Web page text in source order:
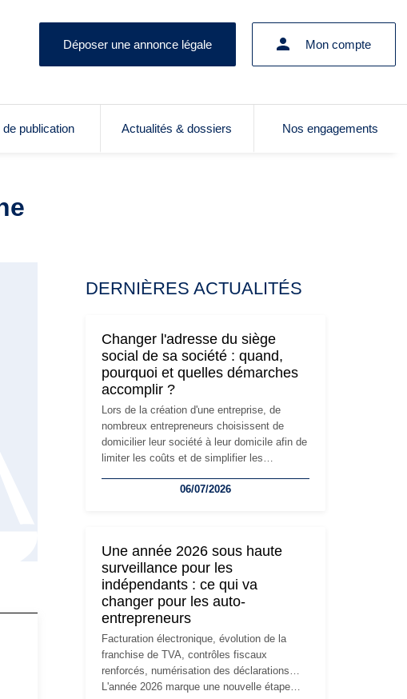
Déposer une annonce légale Mon compte
de publication Actualités & dossiers Nos engagements
DERNIÈRES ACTUALITÉS
Changer l'adresse du siège
social de sa société : quand,
pourquoi et quelles démarches
accomplir ?
Lors de la création d'une entreprise, de
nombreux entrepreneurs choisissent de
domicilier leur société à leur domicile afin de
limiter les coûts et de simplifier les
l'activité, cette solution peut rapidement
siège social répond souvent à une nouvelle
étape de la vie de l'entreprise et implique
plusieurs formalités obligatoires.
06/07/2026
Une année 2026 sous haute
surveillance pour les
indépendants : ce qui va
changer pour les auto-
entrepreneurs
Facturation électronique, évolution de la
franchise de TVA, contrôles fiscaux
renforcés, numérisation des déclarations…
L'année 2026 marque une nouvelle étape